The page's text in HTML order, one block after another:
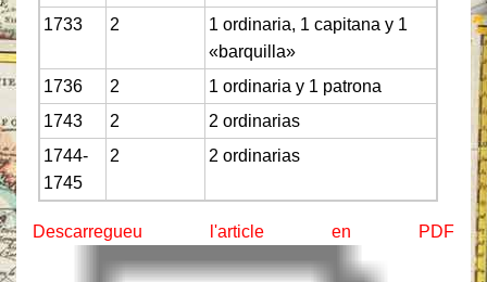
1733
2
1 ordinaria, 1 capitana y 1
«barquilla»
1736
2
1 ordinaria y 1 patrona
1743
2
2 ordinarias
1744-
1745
2 2 ordinarias
Descarregueu l'article en PDF